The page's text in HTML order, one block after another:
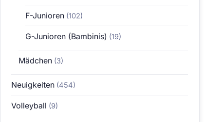
F-Junioren (102)
G-Junioren (Bambinis) (19)
Mädchen(3)
Neuigkeiten (454)
Volleyball (9)